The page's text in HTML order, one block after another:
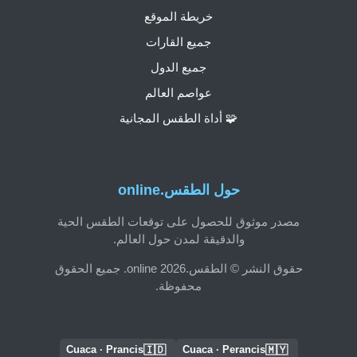
حول الطقس.online
مصدر موثوق للحصول على توقعات الطقس الحية
والدقيقة لمدن حول العالم.
حقوق النشر © الطقس.online 2026. جميع الحقوق
محفوظة.
خريطة الموقع
جميع القارات
جميع الدول
عواصم العالم
🧩 أداة الطقس المجانية
🇲🇾
Cuaca · Perancis
🇮🇩
Cuaca · Prancis